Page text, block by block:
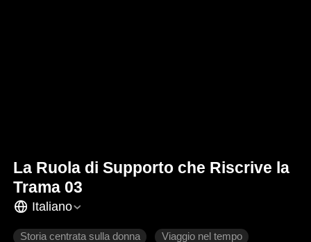
La Ruola di Supporto che Riscrive la
Trama 03
Italiano
Storia centrata sulla donna Viaggio nel tempo